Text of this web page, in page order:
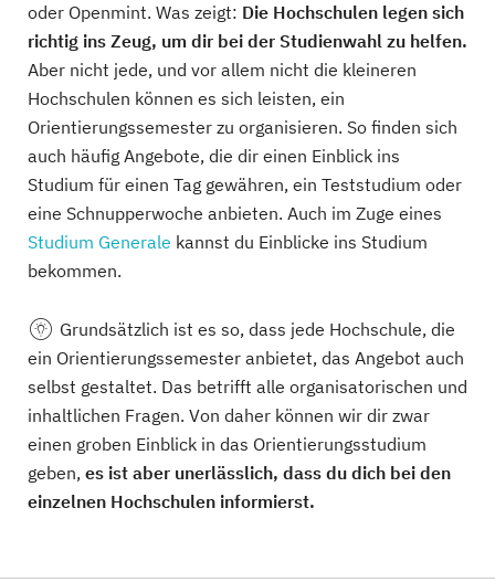
oder Openmint. Was zeigt: Die Hochschulen legen sich
richtig ins Zeug, um dir bei der Studienwahl zu helfen.
Aber nicht jede, und vor allem nicht die kleineren
Hochschulen können es sich leisten, ein
Orientierungssemester zu organisieren. So finden sich
auch häufig Angebote, die dir einen Einblick ins
Studium für einen Tag gewähren, ein Teststudium oder
eine Schnupperwoche anbieten. Auch im Zuge eines
Studium Generale kannst du Einblicke ins Studium
bekommen.
Grundsätzlich ist es so, dass jede Hochschule, die
ein Orientierungssemester anbietet, das Angebot auch
selbst gestaltet. Das betrifft alle organisatorischen und
inhaltlichen Fragen. Von daher können wir dir zwar
einen groben Einblick in das Orientierungsstudium
geben, es ist aber unerlässlich, dass du dich bei den
einzelnen Hochschulen informierst.